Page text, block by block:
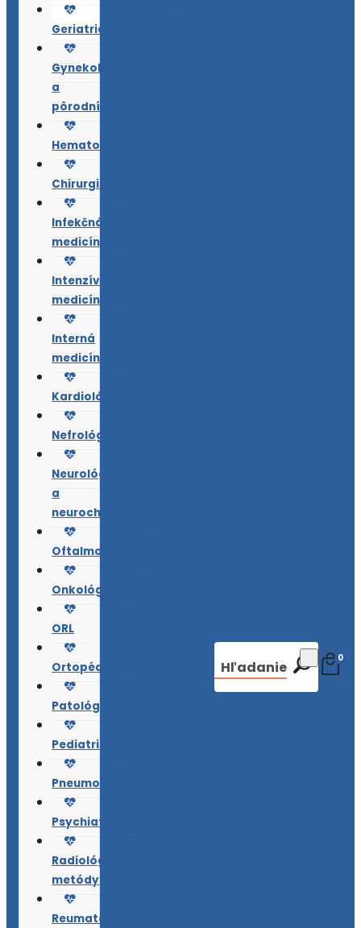
Geriatria
Gynekológia
a
pôrodníctvo
Hematológia
Chirurgia
Infekčná
medicína
Intenzívna
medicína
Interná
medicína
Kardiológia
Nefrológia
Neurológia
a
neurochirurgia
Oftalmológia
Onkológia
ORL
Ortopédia
Patológia
Pediatria
Pneumológia
Psychiatria
Radiológia,zobrazovacie
metódy
Reumatológia
Hľadanie 0